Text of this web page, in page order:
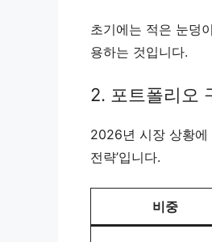
초기에는 적은 눈덩
용하는 것입니다.
2. 포트폴리오
2026년 시장 상황에
전략’입니다.
비중